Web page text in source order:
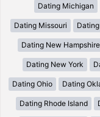
Dating Michigan
Dating Missouri
Dating New Hampshire
Dating New York
Dating Ohio Dating
Dating Rhode Island